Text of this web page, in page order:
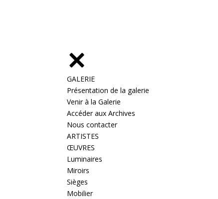
GALERIE
Présentation de la galerie
Venir à la Galerie
Accéder aux Archives
Nous contacter
ARTISTES
ŒUVRES
Luminaires
Miroirs
Sièges
Mobilier